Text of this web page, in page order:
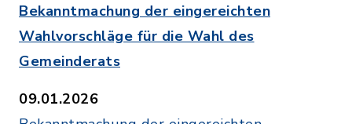
Bekanntmachung der eingereichten
Wahlvorschläge für die Wahl des
Gemeinderats
09.01.2026